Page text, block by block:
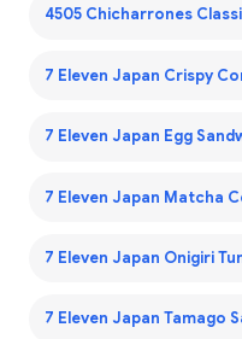
4505 Chicharrones
7 Eleven Japan Crispy
7 Eleven Japan Egg
7 Eleven Japan Matcha
7 Eleven Japan Onigiri
7 Eleven Japan Tamago